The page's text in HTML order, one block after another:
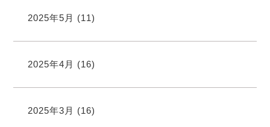
2025年5月 (11)
2025年4月 (16)
2025年3月 (16)